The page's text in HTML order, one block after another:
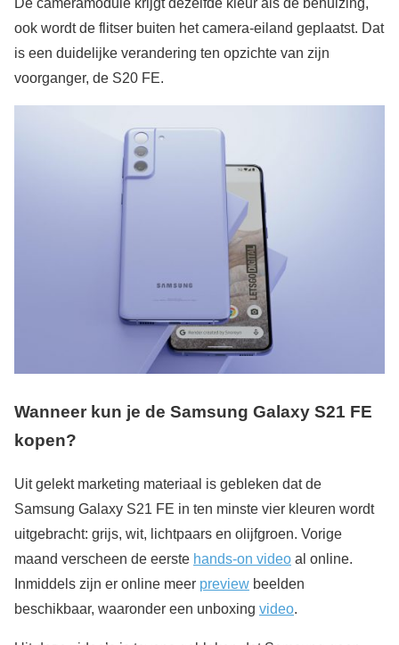
De cameramodule krijgt dezelfde kleur als de behuizing,
ook wordt de flitser buiten het camera-eiland geplaatst. Dat
is een duidelijke verandering ten opzichte van zijn
voorganger, de S20 FE.
Wanneer kun je de Samsung Galaxy S21 FE
kopen?
Uit gelekt marketing materiaal is gebleken dat de
Samsung Galaxy S21 FE in ten minste vier kleuren wordt
uitgebracht: grijs, wit, lichtpaars en olijfgroen. Vorige
maand verscheen de eerste hands-on video al online.
Inmiddels zijn er online meer preview beelden
beschikbaar, waaronder een unboxing video.